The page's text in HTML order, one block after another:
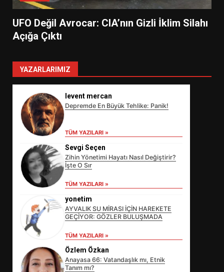
UFO Değil Avrocar: CIA’nın Gizli İklim Silahı
Açığa Çıktı
YAZARLARIMIZ
levent mercan
Depremde En Büyük Tehlike: Panik!
TÜM YAZILARI »
Sevgi Seçen
Zihin Yönetimi Hayatı Nasıl Değiştirir?
İşte O Sır
TÜM YAZILARI »
yonetim
AYVALIK SU MİRASI İÇİN HAREKETE
GEÇİYOR: GÖZLER BULUŞMADA
TÜM YAZILARI »
Özlem Özkan
Anayasa 66: Vatandaşlık mı, Etnik
Tanım mı?
3
SÜRDÜRÜLEBİLİRLİKTE NE
DEĞİŞECEK?